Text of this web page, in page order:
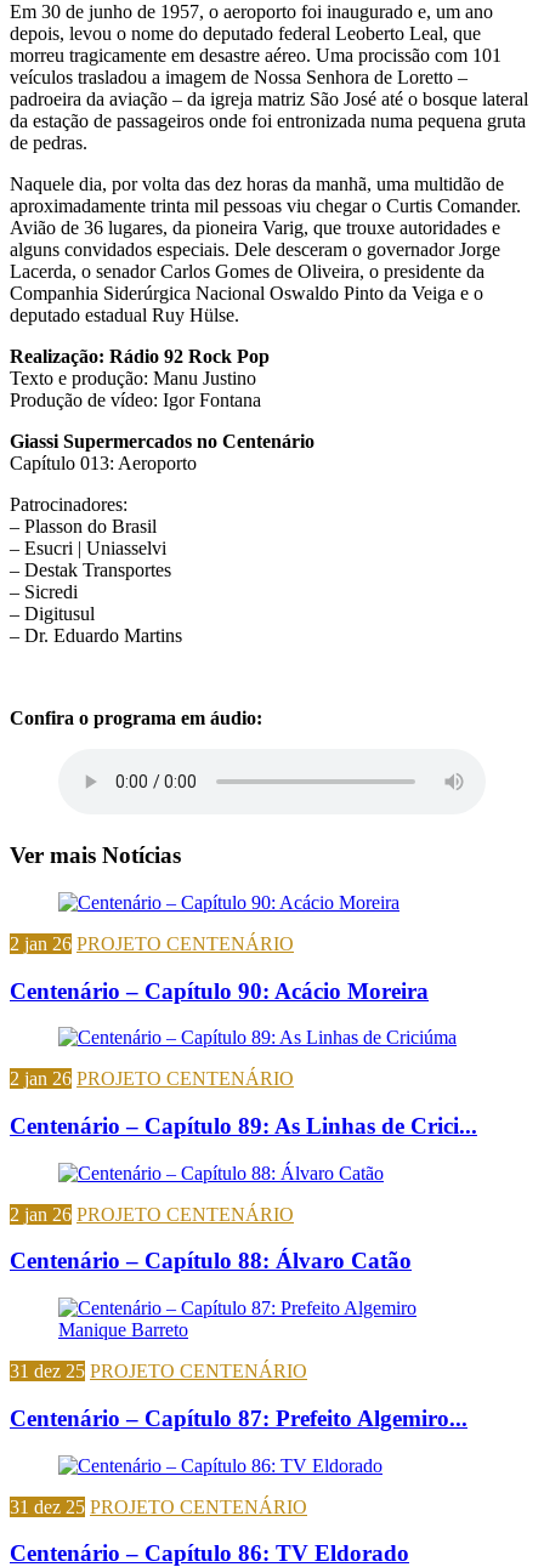
Em 30 de junho de 1957, o aeroporto foi inaugurado e, um ano
depois, levou o nome do deputado federal Leoberto Leal, que
morreu tragicamente em desastre aéreo. Uma procissão com 101
veículos trasladou a imagem de Nossa Senhora de Loretto –
padroeira da aviação – da igreja matriz São José até o bosque lateral
da estação de passageiros onde foi entronizada numa pequena gruta
de pedras.
Naquele dia, por volta das dez horas da manhã, uma multidão de
aproximadamente trinta mil pessoas viu chegar o Curtis Comander.
Avião de 36 lugares, da pioneira Varig, que trouxe autoridades e
alguns convidados especiais. Dele desceram o governador Jorge
Lacerda, o senador Carlos Gomes de Oliveira, o presidente da
Companhia Siderúrgica Nacional Oswaldo Pinto da Veiga e o
deputado estadual Ruy Hülse.
Realização: Rádio 92 Rock Pop
Texto e produção: Manu Justino
Produção de vídeo: Igor Fontana
Giassi Supermercados no Centenário
Capítulo 013: Aeroporto
Patrocinadores:
– Plasson do Brasil
– Esucri | Uniasselvi
– Destak Transportes
– Sicredi
– Digitusul
– Dr. Eduardo Martins
Confira o programa em áudio:
Ver mais Notícias
2 jan 26 PROJETO CENTENÁRIO
Centenário – Capítulo 90: Acácio Moreira
2 jan 26 PROJETO CENTENÁRIO
Centenário – Capítulo 89: As Linhas de Crici...
2 jan 26 PROJETO CENTENÁRIO
Centenário – Capítulo 88: Álvaro Catão
31 dez 25 PROJETO CENTENÁRIO
Centenário – Capítulo 87: Prefeito Algemiro...
31 dez 25 PROJETO CENTENÁRIO
Centenário – Capítulo 86: TV Eldorado